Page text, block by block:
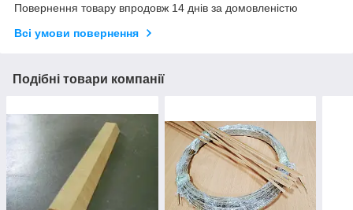
Повернення товару впродовж 14 днів за домовленістю
Всі умови повернення
Подібні товари компанії